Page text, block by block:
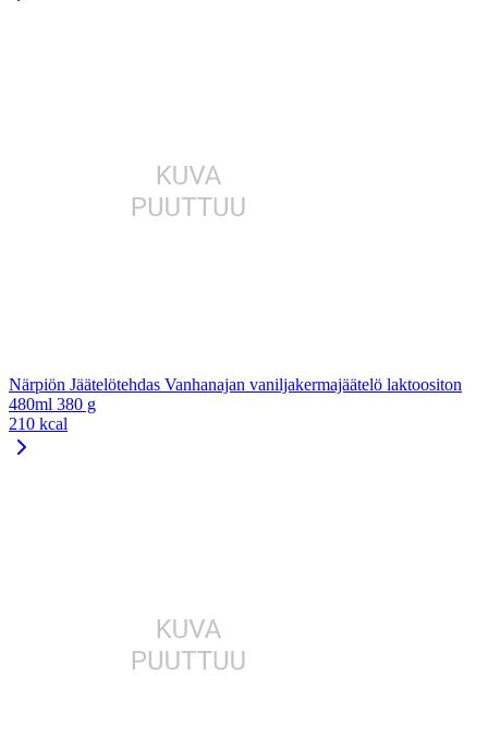
Närpiön Jäätelötehdas Vanhanajan vaniljakermajäätelö laktoositon
480ml 380 g
210 kcal